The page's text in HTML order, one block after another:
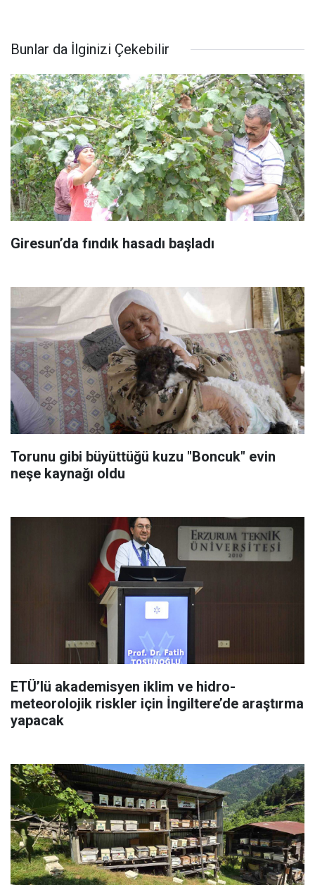
Bunlar da İlginizi Çekebilir
Giresun’da fındık hasadı başladı
Torunu gibi büyüttüğü kuzu "Boncuk" evin
neşe kaynağı oldu
ETÜ’lü akademisyen iklim ve hidro-
meteorolojik riskler için İngiltere’de araştırma
yapacak